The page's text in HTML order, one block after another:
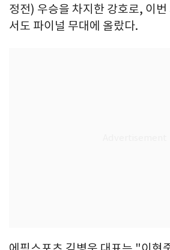
정전) 우승을 차지한 강호로, 이번
서도 파이널 무대에 올랐다.